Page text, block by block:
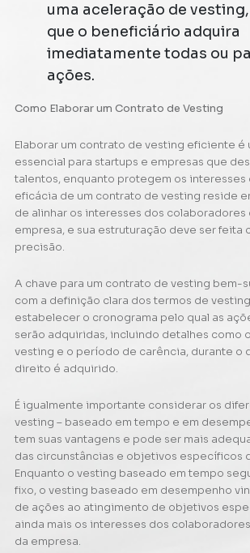
uma aceleração de
que o beneficiário adquira
imediatamente todas ou
ações.
Como Elaborar um Contrato de Vesting
Elaborar um contrato de vesting eficiente é
essencial para startups e empresas que
talentos, enquanto protegem os interesses
eficácia de um contrato de vesting reside
de alinhar os interesses dos colaboradores
empresa, e sua estruturação deve ser feita
precisão.
A chave para um contrato de vesting bem-
com a definição clara dos termos de
estabelecer o cronograma pelo qual as
serão adquiridas, incluindo detalhes como
vesting e o período de carência, durante o
direito é adquirido.
É igualmente importante considerar os
vesting – baseado em tempo e em
tem suas vantagens e pode ser mais
das circunstâncias e objetivos específicos
Enquanto o vesting baseado em tempo
fixo, o vesting baseado em desempenho
de ações ao atingimento de objetivos
ainda mais os interesses dos
da empresa.